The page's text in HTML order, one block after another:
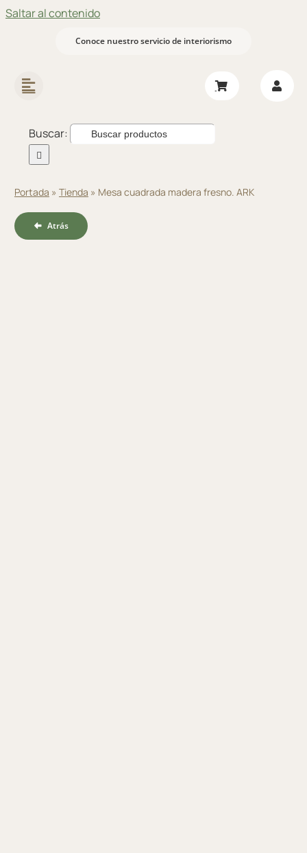
Saltar al contenido
Conoce nuestro servicio de interiorismo
Buscar:
Portada » Tienda » Mesa cuadrada madera fresno. ARK
Atrás